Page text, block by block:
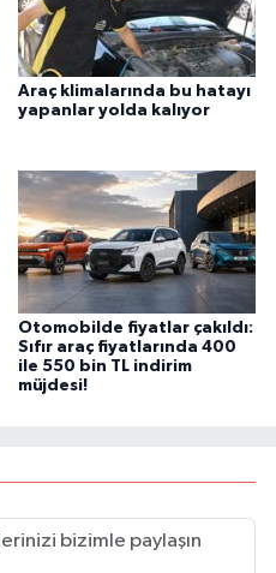
Araç klimalarında bu hatayı
yapanlar yolda kalıyor
Otomobilde fiyatlar çakıldı:
Sıfır araç fiyatlarında 400
ile 550 bin TL indirim
müjdesi!